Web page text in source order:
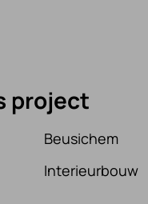
project
Beusichem
Interieurbouw